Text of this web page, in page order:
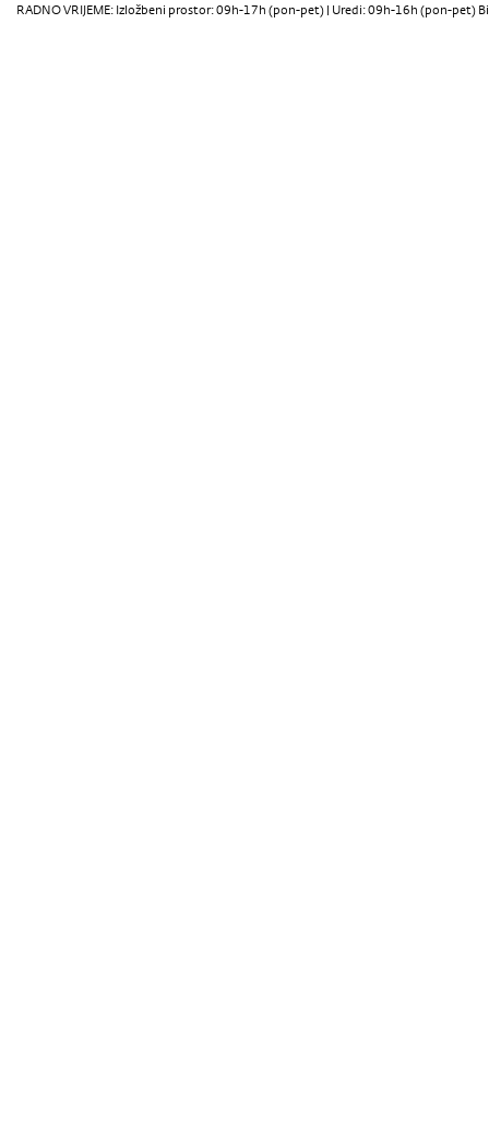
RADNO VRIJEME: Izložbeni prostor: 09h-17h (pon-pet) | Uredi: 09h-16h (pon-pet)